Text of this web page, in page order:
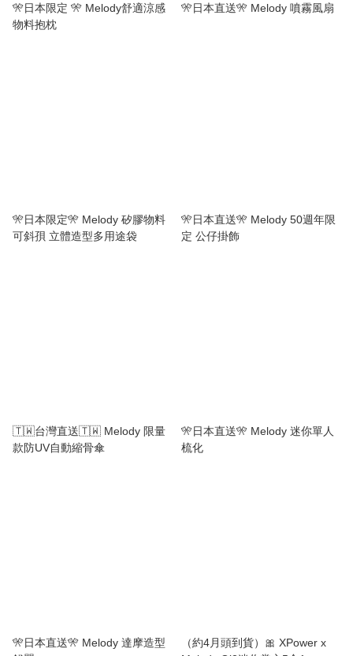
🎌日本限定 🎌 Melody舒適涼感
物料抱枕
🎌日本直送🎌 Melody 噴霧風扇
🎌日本限定🎌 Melody 矽膠物料
可斜孭 立體造型多用途袋
🎌日本直送🎌 Melody 50週年限
定 公仔掛飾
🇹🇼台灣直送🇹🇼 Melody 限量
款防UV自動縮骨傘
🎌日本直送🎌 Melody 迷你單人
梳化
🎌日本直送🎌 Melody 達摩造型
（約4月頭到貨）🎀 XPower x